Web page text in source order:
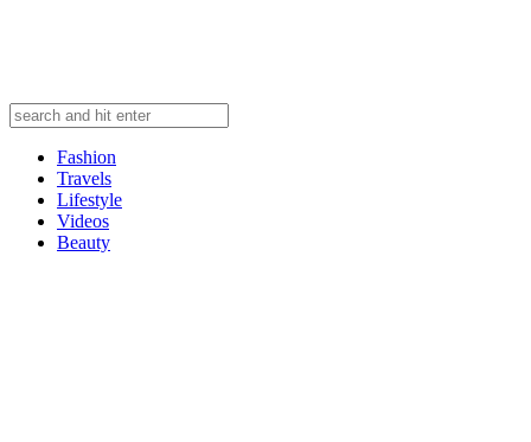
Fashion
Travels
Lifestyle
Videos
Beauty